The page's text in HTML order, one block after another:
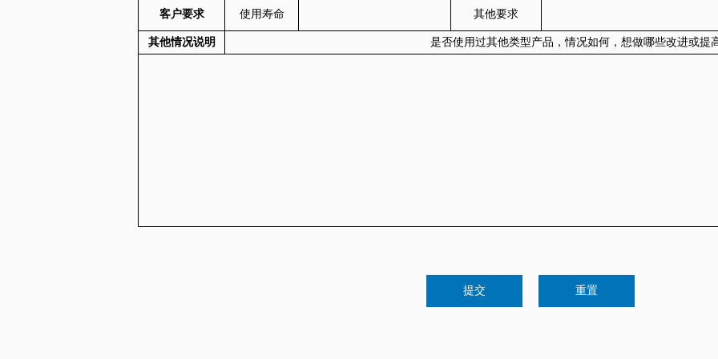
客户要求 使用寿命 其他要求
其他情况说明 是否使用过其他类型产品，情况如何，想做哪些改进或提
提交 重置